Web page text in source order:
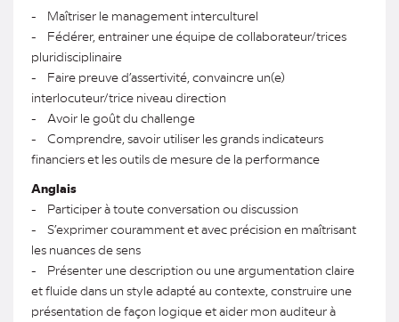
- Maîtriser le management interculturel
- Fédérer, entrainer une équipe de collaborateur/trices
pluridisciplinaire
- Faire preuve d’assertivité, convaincre un(e)
interlocuteur/trice niveau direction
- Avoir le goût du challenge
- Comprendre, savoir utiliser les grands indicateurs
financiers et les outils de mesure de la performance
Anglais
- Participer à toute conversation ou discussion
- S’exprimer couramment et avec précision en maîtrisant
les nuances de sens
- Présenter une description ou une argumentation claire
et fluide dans un style adapté au contexte, construire une
présentation de façon logique et aider mon auditeur à